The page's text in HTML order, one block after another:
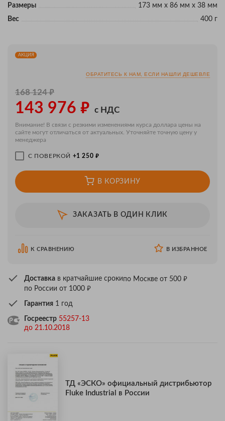
Размеры
173 мм x 86 мм x 38 мм
Вес
400 г
АКЦИЯ
ОБРАТИТЕСЬ К НАМ, ЕСЛИ НАШЛИ ДЕШЕВЛЕ
168 124₽
143 976 ₽ с НДС
Внимание! В связи с резкими изменениями курса доллара цены на
сайте могут отличаться от актуальных. Уточняйте точную цену у
менеджера
С ПОВЕРКОЙ +1 250 ₽
В КОРЗИНУ
ЗАКАЗАТЬ В ОДИН КЛИК
К СРАВНЕНИЮ В ИЗБРАННОЕ
Доставка в кратчайшие срокипо Москве от 500 ₽
по России от 1000 ₽
Гарантия 1 год
Госреестр 55257-13
до 21.10.2018
ТД «ЭСКО» официальный дистрибьютор
Fluke Industrial в России